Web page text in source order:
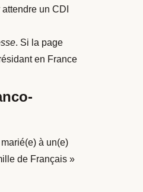
un CDI
. Si la page
en France
à un(e)
de Français »